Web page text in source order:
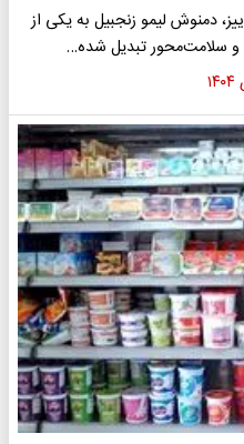
دمنوش لیمو زنجبیل به یکی از
سلامت‌محور تبدیل شده…